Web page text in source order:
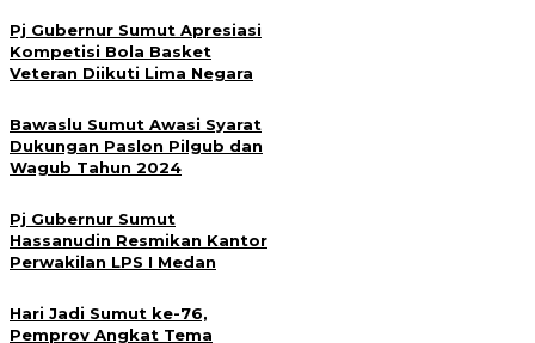
Pj Gubernur Sumut Apresiasi
Kompetisi Bola Basket
Veteran Diikuti Lima Negara
Bawaslu Sumut Awasi Syarat
Dukungan Paslon Pilgub dan
Wagub Tahun 2024
Pj Gubernur Sumut
Hassanudin Resmikan Kantor
Perwakilan LPS I Medan
Hari Jadi Sumut ke-76,
Pemprov Angkat Tema